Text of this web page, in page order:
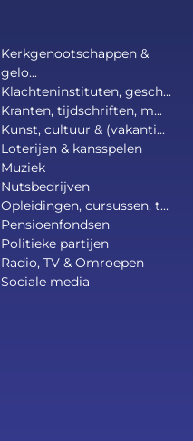
Kerkgenootschappen &
gelo...
Klachteninstituten, gesch...
Kranten, tijdschriften, m...
Kunst, cultuur & (vakanti...
Loterijen & kansspelen
Muziek
Nutsbedrijven
Opleidingen, cursussen, t...
Pensioenfondsen
Politieke partijen
Radio, TV & Omroepen
Sociale media